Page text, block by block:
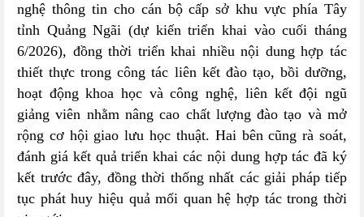
nghệ thông tin cho cán bộ cấp sở khu vực phía Tây
tỉnh Quảng Ngãi (dự kiến triển khai vào cuối tháng
6/2026), đồng thời triển khai nhiều nội dung hợp tác
thiết thực trong công tác liên kết đào tạo, bồi dưỡng,
hoạt động khoa học và công nghệ, liên kết đội ngũ
giảng viên nhằm nâng cao chất lượng đào tạo và mở
rộng cơ hội giao lưu học thuật. Hai bên cũng rà soát,
đánh giá kết quả triển khai các nội dung hợp tác đã ký
kết trước đây, đồng thời thống nhất các giải pháp tiếp
tục phát huy hiệu quả mối quan hệ hợp tác trong thời